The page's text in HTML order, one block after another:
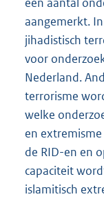
aangemerkt.
jihadistisch
voor
Nederland.
terrorisme
welke
en
de RID-en en
capaciteit
islamitisch